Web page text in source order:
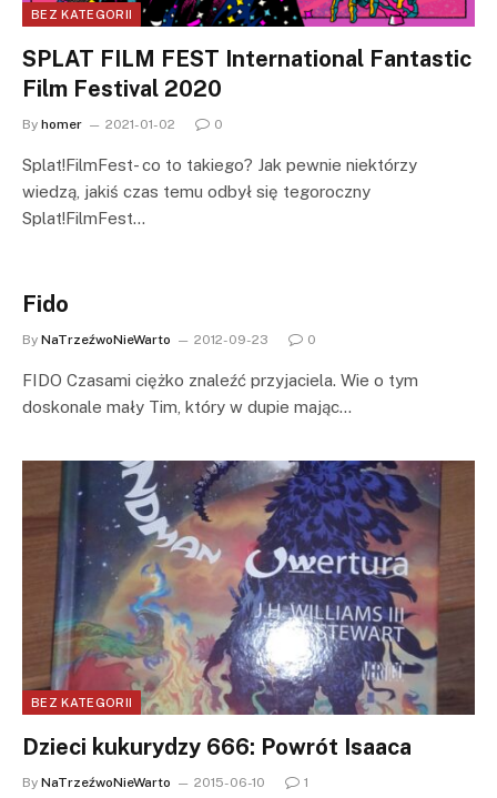
BEZ KATEGORII
SPLAT FILM FEST International Fantastic
Film Festival 2020
By homer 2021-01-02 0
Splat!FilmFest- co to takiego? Jak pewnie niektórzy
wiedzą, jakiś czas temu odbył się tegoroczny
Splat!FilmFest…
Fido
By NaTrzeźwoNieWarto 2012-09-23 0
FIDO Czasami ciężko znaleźć przyjaciela. Wie o tym
doskonale mały Tim, który w dupie mając…
BEZ KATEGORII
Dzieci kukurydzy 666: Powrót Isaaca
By NaTrzeźwoNieWarto 2015-06-10 1